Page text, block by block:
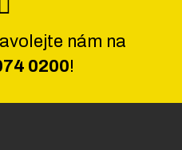
nám na
0200!